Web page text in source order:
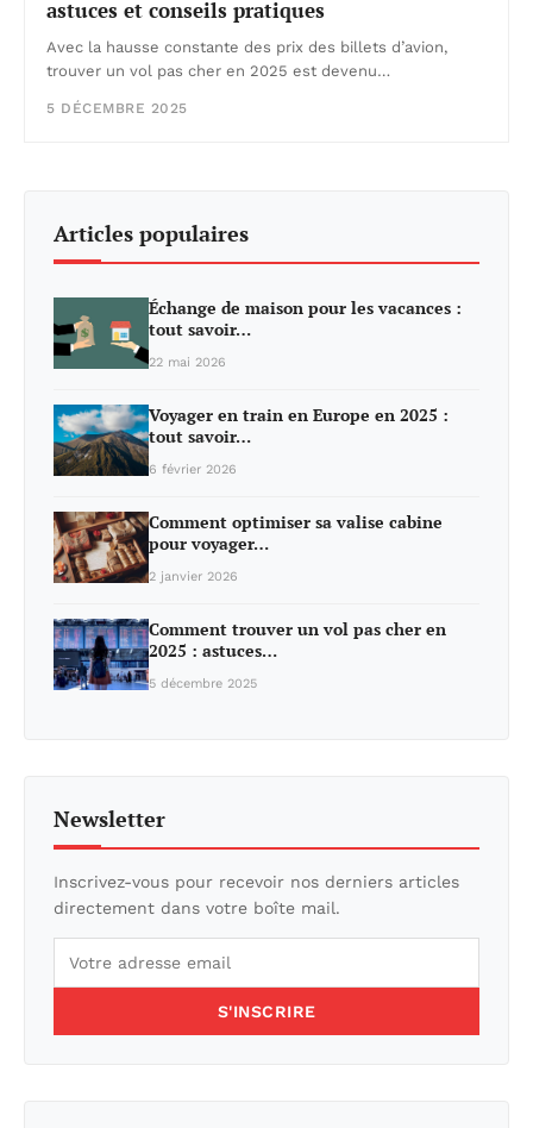
astuces et conseils pratiques
Avec la hausse constante des prix des billets d’avion,
trouver un vol pas cher en 2025 est devenu…
5 DÉCEMBRE 2025
Articles populaires
Échange de maison pour les vacances :
tout savoir…
22 mai 2026
Voyager en train en Europe en 2025 :
tout savoir…
6 février 2026
Comment optimiser sa valise cabine
pour voyager…
2 janvier 2026
Comment trouver un vol pas cher en
2025 : astuces…
5 décembre 2025
Newsletter
Inscrivez-vous pour recevoir nos derniers articles
directement dans votre boîte mail.
S'INSCRIRE